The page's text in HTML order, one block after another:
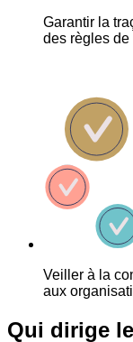
Garantir la
des règles de
Veiller à la
aux
Qui dirige